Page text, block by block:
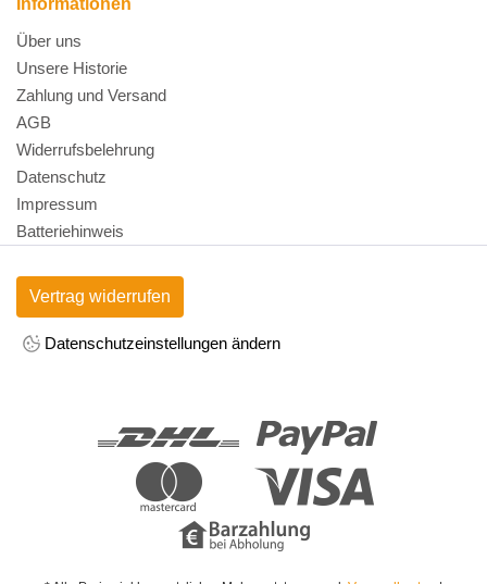
Über uns
Unsere Historie
Zahlung und Versand
AGB
Widerrufsbelehrung
Datenschutz
Impressum
Batteriehinweis
Vertrag widerrufen
Datenschutzeinstellungen ändern